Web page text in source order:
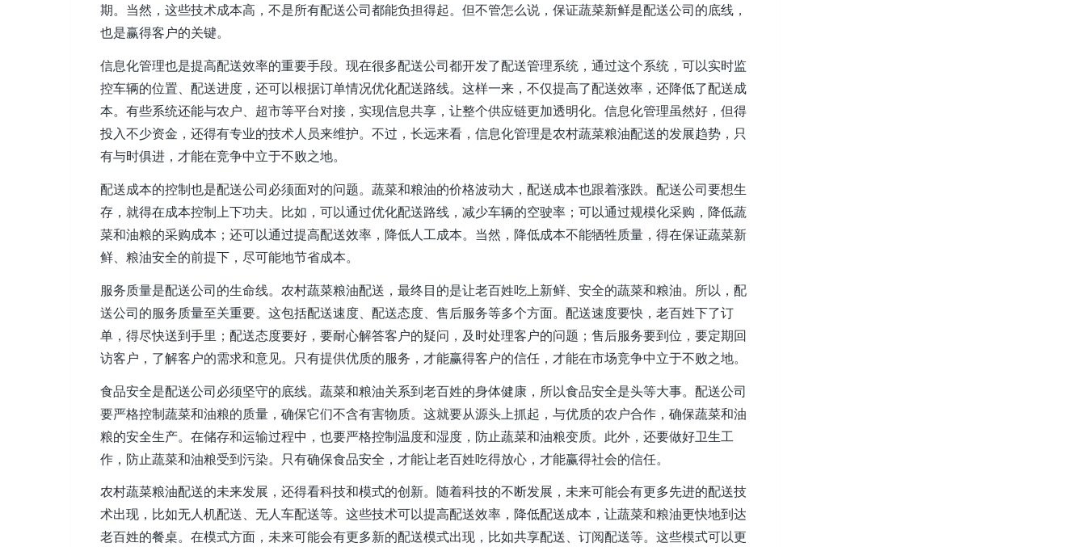
期。当然，这些技术成本高，不是所有配送公司都能负担得起。但不管怎么说，保证蔬菜新鲜是配送公司的底线，
也是赢得客户的关键。
信息化管理也是提高配送效率的重要手段。现在很多配送公司都开发了配送管理系统，通过这个系统，可以实时监
控车辆的位置、配送进度，还可以根据订单情况优化配送路线。这样一来，不仅提高了配送效率，还降低了配送成
本。有些系统还能与农户、超市等平台对接，实现信息共享，让整个供应链更加透明化。信息化管理虽然好，但得
投入不少资金，还得有专业的技术人员来维护。不过，长远来看，信息化管理是农村蔬菜粮油配送的发展趋势，只
有与时俱进，才能在竞争中立于不败之地。
配送成本的控制也是配送公司必须面对的问题。蔬菜和粮油的价格波动大，配送成本也跟着涨跌。配送公司要想生
存，就得在成本控制上下功夫。比如，可以通过优化配送路线，减少车辆的空驶率；可以通过规模化采购，降低蔬
菜和油粮的采购成本；还可以通过提高配送效率，降低人工成本。当然，降低成本不能牺牲质量，得在保证蔬菜新
鲜、粮油安全的前提下，尽可能地节省成本。
服务质量是配送公司的生命线。农村蔬菜粮油配送，最终目的是让老百姓吃上新鲜、安全的蔬菜和粮油。所以，配
送公司的服务质量至关重要。这包括配送速度、配送态度、售后服务等多个方面。配送速度要快，老百姓下了订
单，得尽快送到手里；配送态度要好，要耐心解答客户的疑问，及时处理客户的问题；售后服务要到位，要定期回
访客户，了解客户的需求和意见。只有提供优质的服务，才能赢得客户的信任，才能在市场竞争中立于不败之地。
食品安全是配送公司必须坚守的底线。蔬菜和粮油关系到老百姓的身体健康，所以食品安全是头等大事。配送公司
要严格控制蔬菜和油粮的质量，确保它们不含有害物质。这就要从源头上抓起，与优质的农户合作，确保蔬菜和油
粮的安全生产。在储存和运输过程中，也要严格控制温度和湿度，防止蔬菜和油粮变质。此外，还要做好卫生工
作，防止蔬菜和油粮受到污染。只有确保食品安全，才能让老百姓吃得放心，才能赢得社会的信任。
农村蔬菜粮油配送的未来发展，还得看科技和模式的创新。随着科技的不断发展，未来可能会有更多先进的配送技
术出现，比如无人机配送、无人车配送等。这些技术可以提高配送效率，降低配送成本，让蔬菜和粮油更快地到达
老百姓的餐桌。在模式方面，未来可能会有更多新的配送模式出现，比如共享配送、订阅配送等。这些模式可以更